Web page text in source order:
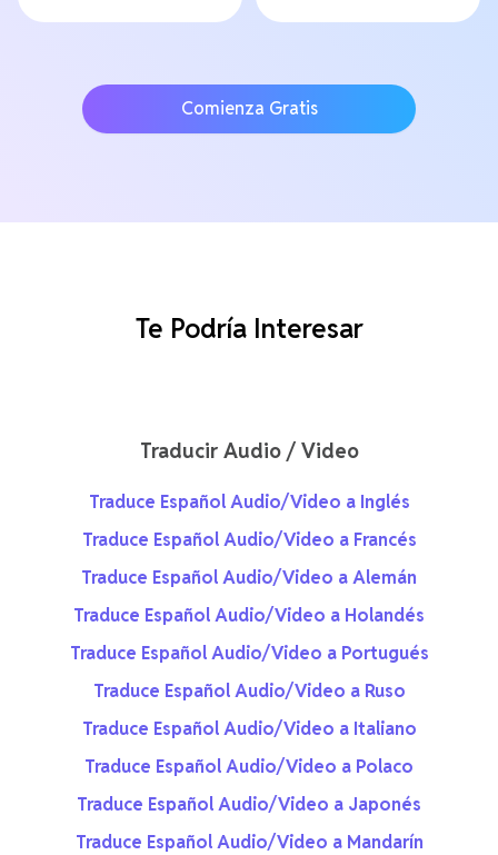
Comienza Gratis
Te Podría Interesar
Traducir Audio / Video
Traduce Español Audio/Video a Inglés
Traduce Español Audio/Video a Francés
Traduce Español Audio/Video a Alemán
Traduce Español Audio/Video a Holandés
Traduce Español Audio/Video a Portugués
Traduce Español Audio/Video a Ruso
Traduce Español Audio/Video a Italiano
Traduce Español Audio/Video a Polaco
Traduce Español Audio/Video a Japonés
Traduce Español Audio/Video a Mandarín